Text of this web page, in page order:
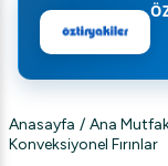
Anasayfa / Ana
Konveksiyonel Fırınlar